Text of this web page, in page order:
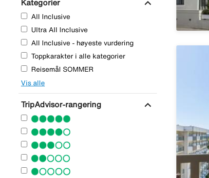
Kategorier expand_more
All Inclusive
Ultra All Inclusive
All Inclusive - høyeste vurdering
Toppkarakter i alle kategorier
Reisemål SOMMER
Vis alle
TripAdvisor-rangering expand_more